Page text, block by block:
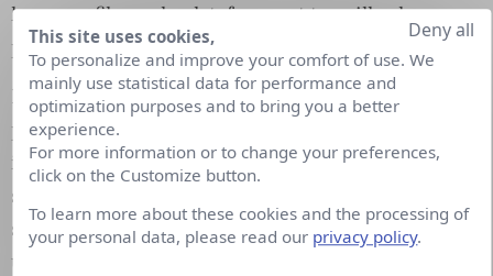
leurs profils sur la plateforme et travailler leur
personal branding.
Lorsque les clients se connectent sur la
plateforme, ils ont accès aux profils avec toutes les
informations nécessaires à leur sélection. Si ils le
souhaitent, nous pouvons également réaliser la
sélection des candidats. Dans ce cas nous faisons
un diagnostic pour bien comprendre le projet, et
This site uses cookies,
To personalize and improve your comfort of use. We
mainly use statistical data for performance and
optimization purposes and to bring you a better
experience.
For more information or to change your preferences,
click on the Customize button.
To learn more about these cookies and the processing of
your personal data, please read our privacy policy.
Deny all